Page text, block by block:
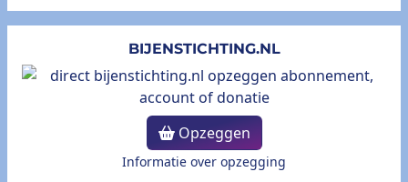
BIJENSTICHTING.NL
Opzeggen
Informatie over opzegging